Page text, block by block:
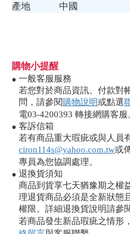
產地 中國
購物小提醒
● 一般客服服務
若您對於商品資訊、付款對
問，請參閱購物說明或點選
電03-4200393 轉接網購客服
● 客訴信箱
若有商品重大瑕疵或與人員
ciron114s@yahoo.com.tw或
專員為您協調處理。
● 退換貨須知
商品到貨享七天猶豫期之權
理退貨商品必須是全新狀態
權限。詳細退換貨說明請參
若商品發生新品瑕疵之情形